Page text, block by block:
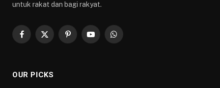
untuk rakat dan bagi rakyat.
Facebook
X
PinterestYouTubeWhatsApp
OUR PICKS